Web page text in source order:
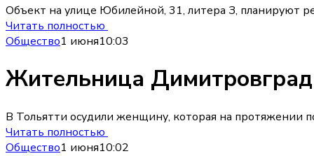
Объект на улице Юбилейной, 31, литера З, планируют
Читать полностью
Общество1 июня10:03
Жительница
В Тольятти осудили женщину, которая на протяжении
Читать полностью
Общество1 июня10:02